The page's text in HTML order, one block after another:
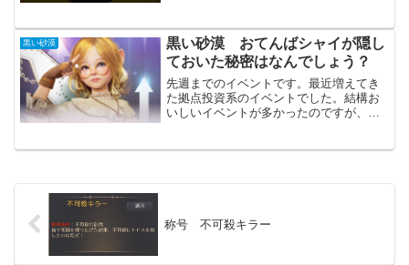
された事以外はあまり重要な事は無さそ
うです。主要なアップデー...
黒い砂漠
黒い砂漠 おてんばシャイが隠し
ておいた秘密はなんでしょう？
先週までのイベントです。最近増えてき
た拠点投資系のイベントでした。結構お
いしいイベントが多かったのですが、今
称号 不可殺キラー